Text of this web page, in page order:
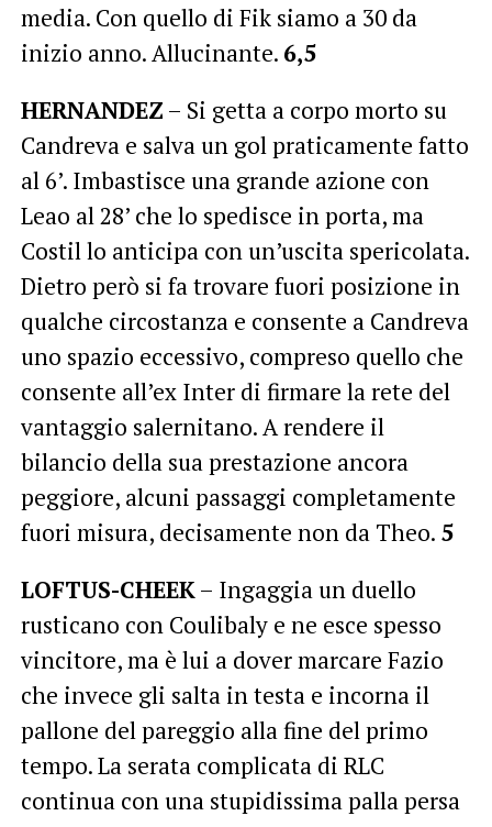
media. Con quello di Fik siamo a 30 da
inizio anno. Allucinante. 6,5
HERNANDEZ – Si getta a corpo morto su
Candreva e salva un gol praticamente fatto
al 6’. Imbastisce una grande azione con
Leao al 28’ che lo spedisce in porta, ma
Costil lo anticipa con un’uscita spericolata.
Dietro però si fa trovare fuori posizione in
qualche circostanza e consente a Candreva
uno spazio eccessivo, compreso quello che
consente all’ex Inter di firmare la rete del
vantaggio salernitano. A rendere il
bilancio della sua prestazione ancora
peggiore, alcuni passaggi completamente
fuori misura, decisamente non da Theo. 5
LOFTUS-CHEEK– Ingaggia un duello
rusticano con Coulibaly e ne esce spesso
vincitore, ma è lui a dover marcare Fazio
che invece gli salta in testa e incorna il
pallone del pareggio alla fine del primo
tempo. La serata complicata di RLC
continua con una stupidissima palla persa